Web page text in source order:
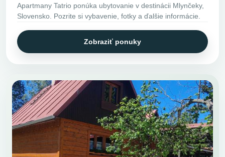
Apartmany Tatrio ponúka ubytovanie v destinácii Mlynčeky,
Slovensko. Pozrite si vybavenie, fotky a ďalšie informácie.
Zobraziť ponuky